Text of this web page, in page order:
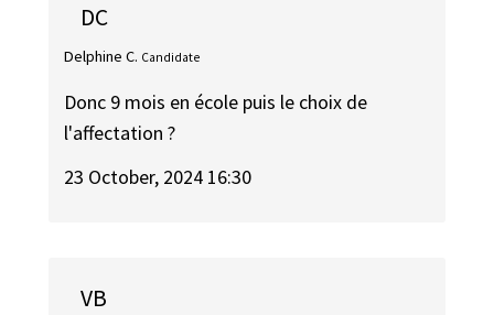
DC
Delphine C. Candidate
Donc 9 mois en école puis le choix de
l'affectation ?
23 October, 2024 16:30
VB